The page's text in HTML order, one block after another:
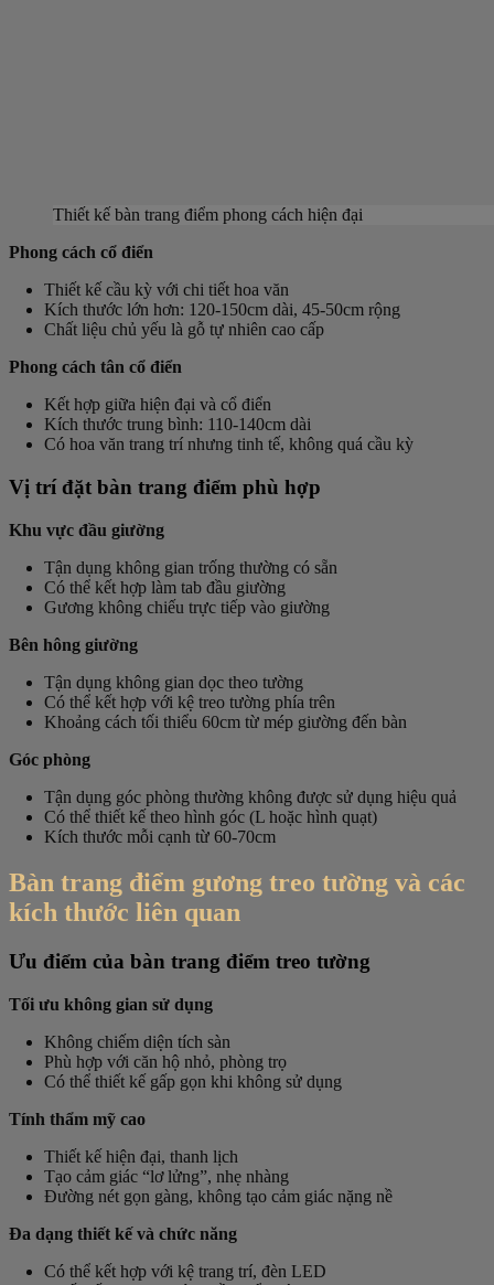
Thiết kế bàn trang điểm phong cách hiện đại
Phong cách cổ điển
Thiết kế cầu kỳ với chi tiết hoa văn
Kích thước lớn hơn: 120-150cm dài, 45-50cm rộng
Chất liệu chủ yếu là gỗ tự nhiên cao cấp
Phong cách tân cổ điển
Kết hợp giữa hiện đại và cổ điển
Kích thước trung bình: 110-140cm dài
Có hoa văn trang trí nhưng tinh tế, không quá cầu kỳ
Vị trí đặt bàn trang điểm phù hợp
Khu vực đầu giường
Tận dụng không gian trống thường có sẵn
Có thể kết hợp làm tab đầu giường
Gương không chiếu trực tiếp vào giường
Bên hông giường
Tận dụng không gian dọc theo tường
Có thể kết hợp với kệ treo tường phía trên
Khoảng cách tối thiểu 60cm từ mép giường đến bàn
Góc phòng
Tận dụng góc phòng thường không được sử dụng hiệu quả
Có thể thiết kế theo hình góc (L hoặc hình quạt)
Kích thước mỗi cạnh từ 60-70cm
Bàn trang điểm gương treo tường và các
kích thước liên quan
Ưu điểm của bàn trang điểm treo tường
Tối ưu không gian sử dụng
Không chiếm diện tích sàn
Phù hợp với căn hộ nhỏ, phòng trọ
Có thể thiết kế gấp gọn khi không sử dụng
Tính thẩm mỹ cao
Thiết kế hiện đại, thanh lịch
Tạo cảm giác “lơ lửng”, nhẹ nhàng
Đường nét gọn gàng, không tạo cảm giác nặng nề
Đa dạng thiết kế và chức năng
Có thể kết hợp với kệ trang trí, đèn LED